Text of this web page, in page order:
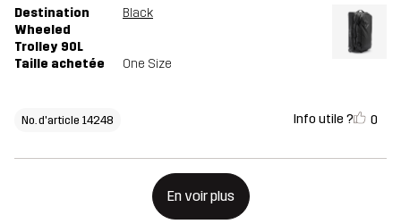
Destination
Wheeled
Trolley 90L
Black
Taille achetée One Size
No. d'article 14248 Info utile ? 0
En voir plus